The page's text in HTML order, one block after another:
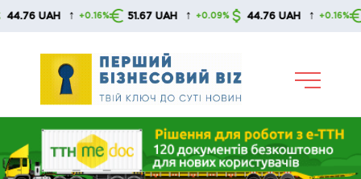
Skip
UAH ↑ +0.16% 51.67 UAH ↑ +0.09% 44.76 UAH ↑ +0.16% 51.67